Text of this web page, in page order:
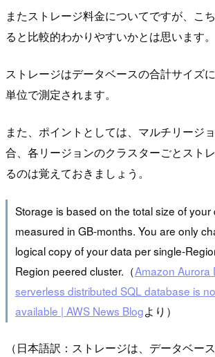
またストレージ料金についてですが、こ
ると比較的わかりやすいかとは思います。
ストレージはデータベースの合計サイズ
単位で測定されます。
また、ポイントとしては、マルチリージ
合、各リージョンのクラスターごとスト
るのは覚えておきましょう。
Storage is based on the total size of
measured in GB-months. You are only
logical copy of your data per single-
Region peered cluster.（Amazon Aurora
serverless distributed SQL database is
available | AWS News Blogより）
（日本語訳：ストレージは、データベー